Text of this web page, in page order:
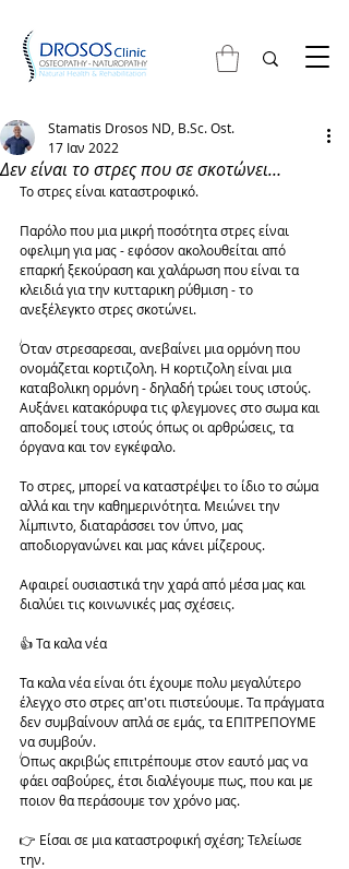
Δεν είναι το στρες που σε σκοτώνει…
Stamatis Drosos ND, B.Sc. Ost.
17 Ιαν 2022
Το στρες είναι καταστροφικό.
Παρόλο που μια μικρή ποσότητα στρες είναι
οφελιμη για μας - εφόσον ακολουθείται από
επαρκή ξεκούραση και χαλάρωση που είναι τα
κλειδιά για την κυτταρικη ρύθμιση - το
ανεξέλεγκτο στρες σκοτώνει.
Όταν στρεσαρεσαι, ανεβαίνει μια ορμόνη που
ονομάζεται κορτιζολη. Η κορτιζολη είναι μια
καταβολικη ορμόνη - δηλαδή τρώει τους ιστούς.
Αυξάνει κατακόρυφα τις φλεγμονες στο σωμα και
αποδομεί τους ιστούς όπως οι αρθρώσεις, τα
όργανα και τον εγκέφαλο.
Το στρες, μπορεί να καταστρέψει το ίδιο το σώμα
αλλά και την καθημερινότητα. Μειώνει την
λίμπιντο, διαταράσσει τον ύπνο, μας
αποδιοργανώνει και μας κάνει μίζερους.
Αφαιρεί ουσιαστικά την χαρά από μέσα μας και
διαλύει τις κοινωνικές μας σχέσεις.
👍 Τα καλα νέα
Τα καλα νέα είναι ότι έχουμε πολυ μεγαλύτερο
έλεγχο στο στρες απ'οτι πιστεύουμε. Τα πράγματα
δεν συμβαίνουν απλά σε εμάς, τα ΕΠΙΤΡΕΠΟΥΜΕ
να συμβούν.
Όπως ακριβώς επιτρέπουμε στον εαυτό μας να
φάει σαβούρες, έτσι διαλέγουμε πως, που και με
ποιον θα περάσουμε τον χρόνο μας.
👉 Είσαι σε μια καταστροφική σχέση; Τελείωσε
την.